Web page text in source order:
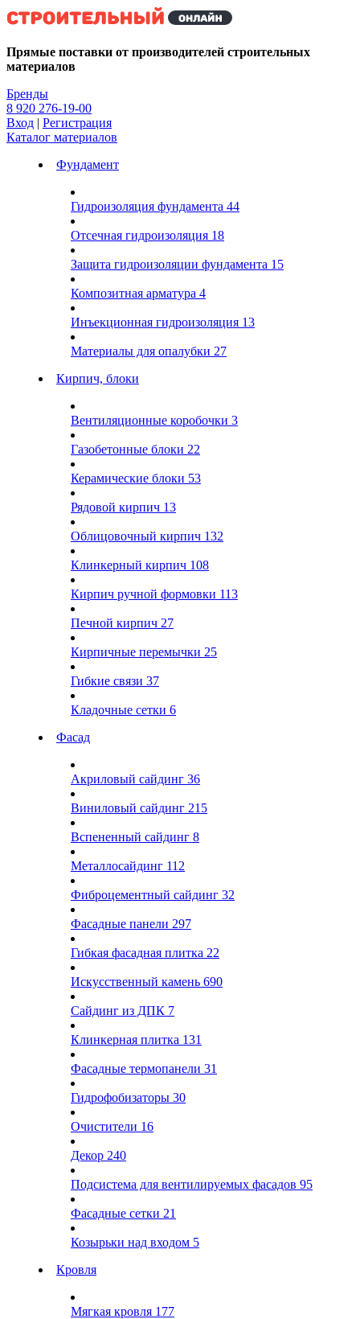
Kg
Прямые поставки от производителей строительных
материалов
Бренды
8 920 276-19-00
Вход | Регистрация
Каталог материалов
Фундамент
Гидроизоляция фундамента 44
Отсечная гидроизоляция 18
Защита гидроизоляции фундамента 15
Композитная арматура 4
Инъекционная гидроизоляция 13
Материалы для опалубки 27
Кирпич, блоки
Вентиляционные коробочки 3
Газобетонные блоки 22
Керамические блоки 53
Рядовой кирпич 13
Облицовочный кирпич 132
Клинкерный кирпич 108
Кирпич ручной формовки 113
Печной кирпич 27
Кирпичные перемычки 25
Гибкие связи 37
Кладочные сетки 6
Фасад
Акриловый сайдинг 36
Виниловый сайдинг 215
Вспененный сайдинг 8
Металлосайдинг 112
Фиброцементный сайдинг 32
Фасадные панели 297
Гибкая фасадная плитка 22
Искусственный камень 690
Сайдинг из ДПК 7
Клинкерная плитка 131
Фасадные термопанели 31
Гидрофобизаторы 30
Очистители 16
Декор 240
Подсистема для вентилируемых фасадов 95
Фасадные сетки 21
Козырьки над входом 5
Кровля
Мягкая кровля 177